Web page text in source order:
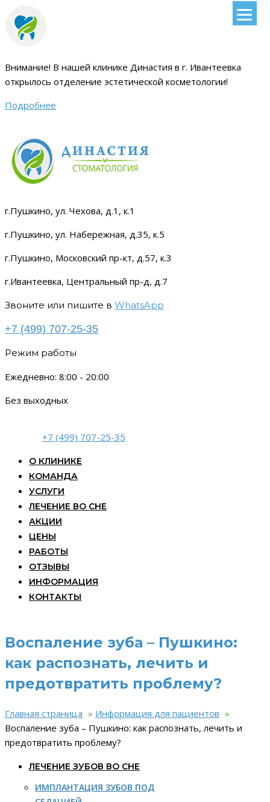
Внимание! В нашей клинике Династия в г. Ивантеевка
открылось отделение эстетической косметологии!
Подробнее
г.Пушкино, ул. Чехова, д.1, к.1
г.Пушкино, ул. Набережная, д.35, к.5
г.Пушкино, Московский пр-кт, д.57, к.3
г.Ивантеевка, Центральный пр-д, д.7
Звоните или пишите в WhatsApp
+7 (499) 707-25-35
Режим работы
Ежедневно: 8:00 - 20:00
Без выходных
+7 (499) 707-25-35
О КЛИНИКЕ
КОМАНДА
УСЛУГИ
ЛЕЧЕНИЕ ВО СНЕ
АКЦИИ
ЦЕНЫ
РАБОТЫ
ОТЗЫВЫ
ИНФОРМАЦИЯ
КОНТАКТЫ
Воспаление зуба – Пушкино:
как распознать, лечить и
предотвратить проблему?
Главная страница » Информация для пациентов »
Воспаление зуба – Пушкино: как распознать, лечить и
предотвратить проблему?
ЛЕЧЕНИЕ ЗУБОВ ВО СНЕ
ИМПЛАНТАЦИЯ ЗУБОВ ПОД